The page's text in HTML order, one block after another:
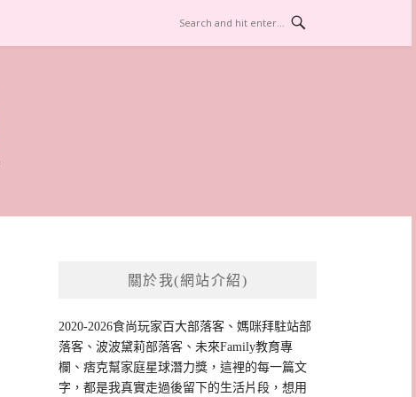
關於我(網站介紹)
2020-2026食尚玩家百大部落客、媽咪拜駐站部
落客、波波黛莉部落客、未來Family教育專
欄、痞克幫家庭星球潛力獎，這裡的每一篇文
字，都是我真實走過後留下的生活片段，想用